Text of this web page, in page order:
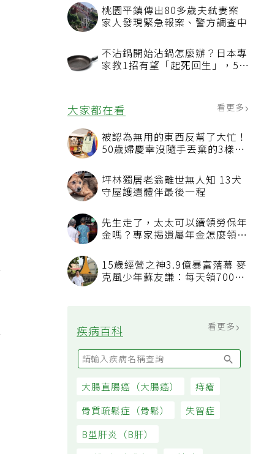
桃園平鎮傳出80多歲夫弒妻案
家人發現緊急報案、警方調查中
不沾鍋開始沾鍋怎麼辦？日本專
家教1招有望「起死回生」，5情
大家都在看
被認為無用的東西反幫了大忙！
50歲婦慶幸沒隨手丟棄的3樣物
坪林獨居老翁離世無人知 13犬
守屋護遺體伴最後一程
先生走了，太太可以續領勞保年
看順位還要看資格
15歲經營之神3.9億暴富落幕 麥
疾病百科